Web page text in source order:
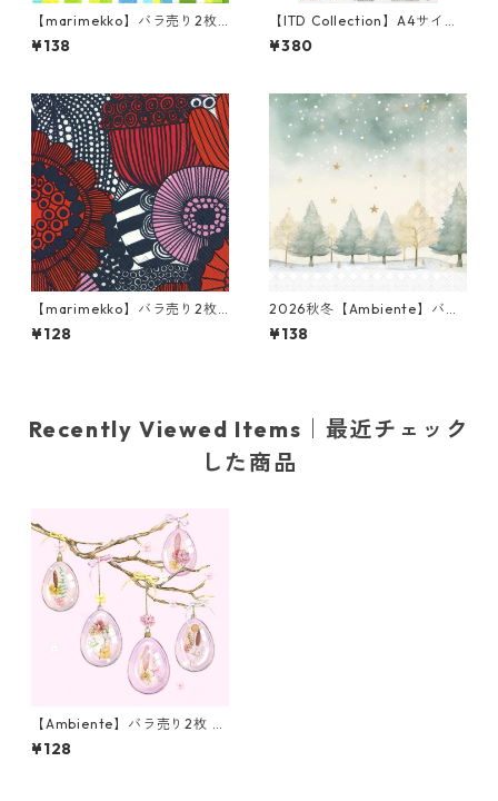
【marimekko】バラ売り2枚
ランチサイズ ペーパーナプキ
ン ONNELLINEN グリーン フ
¥138
【ITD Collection】A4サイズ
ライスペーパー R2853 デコパ
ージュ
¥380
【marimekko】バラ売り2枚
ランチサイズ ペーパーナプキ
ン SIIRTOLAPUUTARHA ブル
¥128
2026秋冬【Ambiente】バラ
売り2枚 ランチサイズ ペーパ
ーナプキン Starry Sky グリー
¥138
Recently Viewed Items｜最近チェック
した商品
【Ambiente】バラ売り2枚 ラ
ンチサイズ ペーパーナプキン
Glass Eggs ローズ
¥128